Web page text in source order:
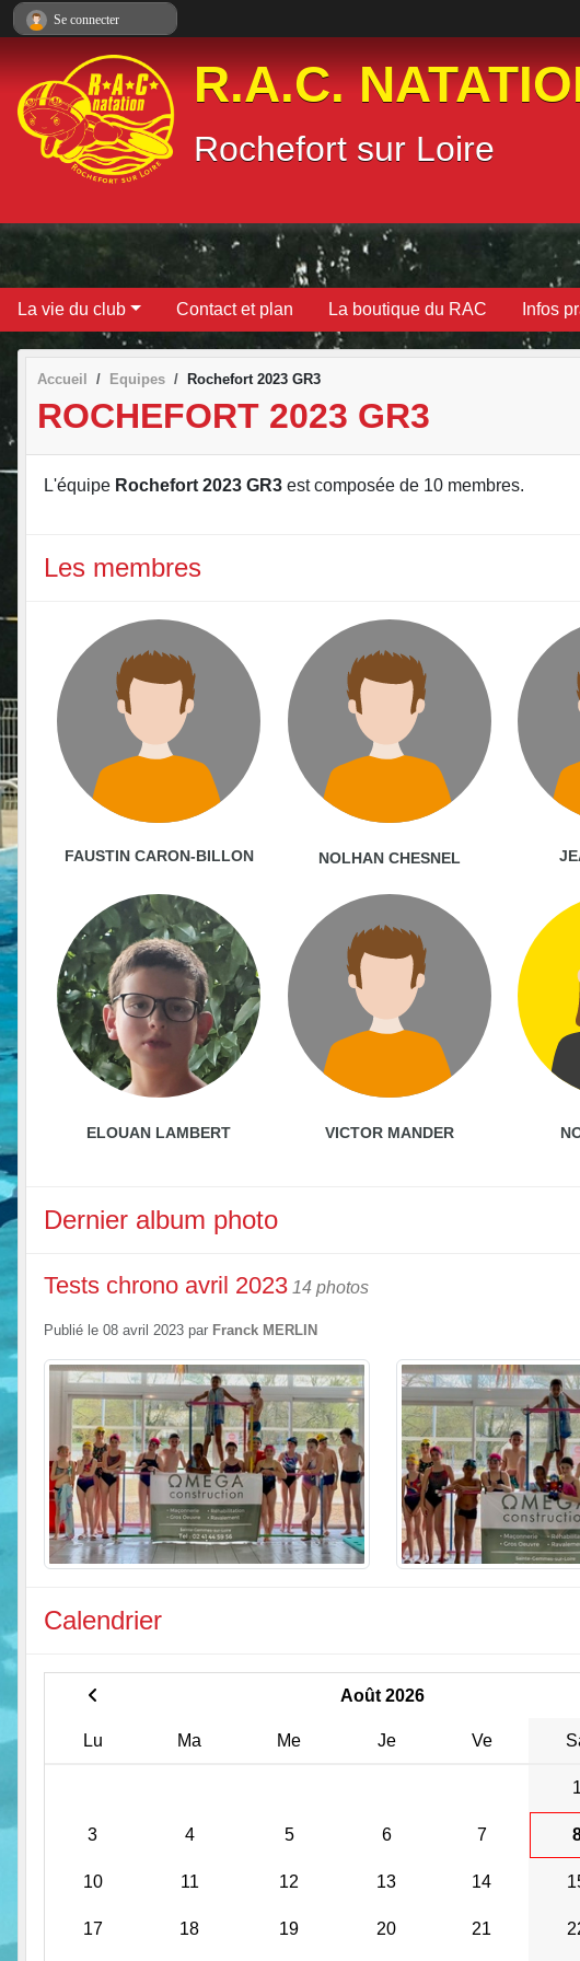
R.A.C.
Rochefort sur Loire
La vie du club Contact et plan La boutique du RAC Infos
Accueil Equipes Rochefort 2023 GR3
ROCHEFORT 2023 GR3
L'équipe Rochefort 2023 GR3 est composée de 10 membres.
Les membres
FAUSTIN CARON-BILLON NOLHAN CHESNEL
ELOUAN LAMBERT VICTOR MANDER
Dernier album photo
Tests chrono avril 2023 14 photos
Publié le 08 avril 2023 par Franck MERLIN
Calendrier
Août 2026
Lu Ma Me Je Ve
1
3 4 5 6 7
10 11 12 13 14
17 18 19 20 21
Se connecter
Panneau de gestion des cookies